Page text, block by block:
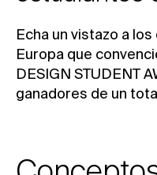
Echa un vistazo a
Europa que
DESIGN STUDENT
ganadores de un